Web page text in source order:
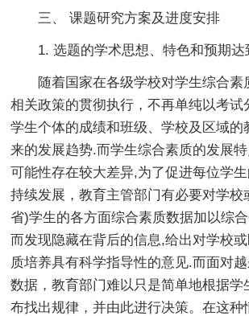
三、 课题研究方案及进度安排
1. 选题的学术思想、特色和预期达
随着国家在各级学校对学生综合素
相关政策的贯彻执行，不再单纯以考试
学生个体的成绩和班级、学校及区域的
来的发展趋势.而学生综合素质的发展
可能性存在较大差异,为了促进每位学
持续发展，教育主管部门有必要对学校
省)学生的各方面综合素质数据加以综
而发现隐藏在背后的信息,给出对学校
质培养具有科学指导性的意见.而面对
数据，教育部门难以只是简单地根据学
布找出规律，并由此进行决策。在这种